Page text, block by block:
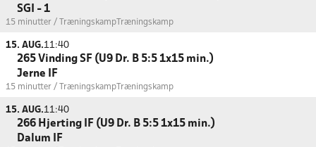
SGI - 1
15 minutter / Træningskamp Træningskamp
15. AUG.11:40
265 Vinding SF (U9 Dr. B 5:5 1x15 min.)
Jerne IF
15 minutter / Træningskamp Træningskamp
15. AUG.11:40
266 Hjerting IF (U9 Dr. B 5:5 1x15 min.)
Dalum IF